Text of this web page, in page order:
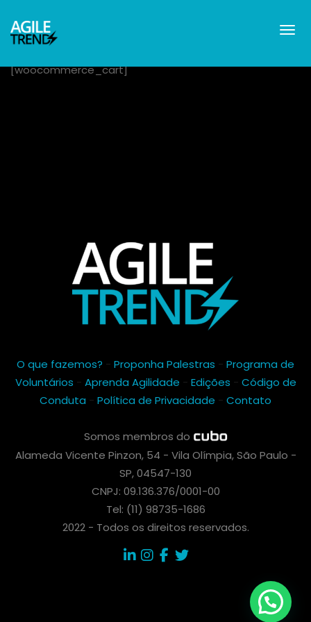
[woocommerce_cart]
O que fazemos? - Proponha Palestras - Programa de
Voluntários - Aprenda Agilidade - Edições - Código de
Conduta - Política de Privacidade - Contato
Somos membros do
Alameda Vicente Pinzon, 54 - Vila Olímpia, São Paulo -
SP, 04547-130
CNPJ: 09.136.376/0001-00
Tel: (11) 98735-1686
2022 - Todos os direitos reservados.